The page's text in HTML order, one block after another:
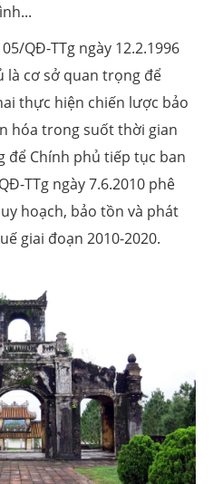
QĐ-TTg ngày 12.2.1996
là cơ sở quan trọng để
thực hiện chiến lược bảo
hóa trong suốt thời gian
để Chính phủ tiếp tục ban
TTg ngày 7.6.2010 phê
hoạch, bảo tồn và phát
giai đoạn 2010-2020.